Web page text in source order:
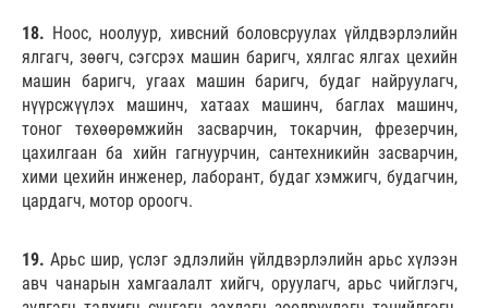
18. Ноос, ноолуур, хивсний боловсруулах үйлдвэрлэлийн
ялгагч, зөөгч, сэгсрэх машин баригч, хялгас ялгах цехийн
машин баригч, угаах машин баригч, будаг найруулагч,
нүүрсжүүлэх машинч, хатаах машинч, баглах машинч,
тоног төхөөрөмжийн засварчин, токарчин, фрезерчин,
цахилгаан ба хийн гагнуурчин, сантехникийн засварчин,
хими цехийн инженер, лаборант, будаг хэмжигч, будагчин,
цардагч, мотор ороогч.
19. Арьс шир, үслэг эдлэлийн үйлдвэрлэлийн арьс хүлээн
авч чанарын хамгаалалт хийгч, оруулагч, арьс чийглэгч,